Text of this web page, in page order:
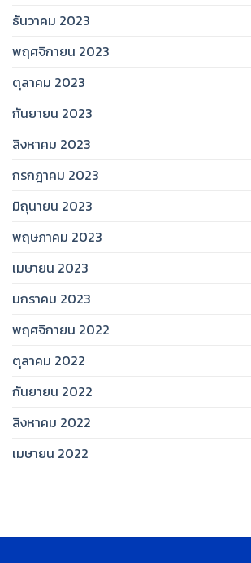
ธันวาคม 2023
พฤศจิกายน 2023
ตุลาคม 2023
กันยายน 2023
สิงหาคม 2023
กรกฎาคม 2023
มิถุนายน 2023
พฤษภาคม 2023
เมษายน 2023
มกราคม 2023
พฤศจิกายน 2022
ตุลาคม 2022
กันยายน 2022
สิงหาคม 2022
เมษายน 2022